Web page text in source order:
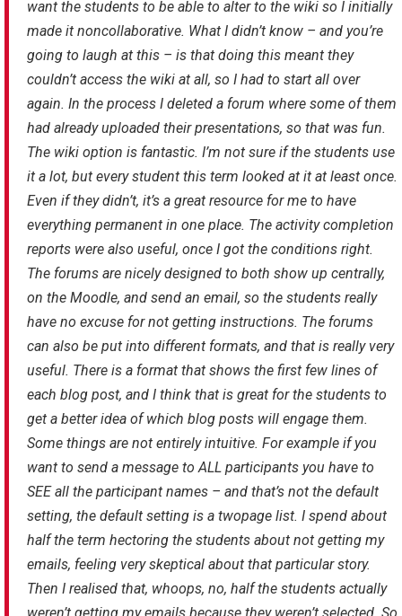
want the students to be able to alter to the wiki so I initially
made it non­collaborative. What I didn’t know – and you’re
going to laugh at this – is that doing this meant they
couldn’t access the wiki at all, so I had to start all over
again. In the process I deleted a forum where some of them
had already uploaded their presentations, so that was fun.
The wiki option is fantastic. I’m not sure if the students use
it a lot, but every student this term looked at it at least once.
Even if they didn’t, it’s a great resource for me to have
everything permanent in one place. The activity completion
reports were also useful, once I got the conditions right.
The forums are nicely designed to both show up centrally,
on the Moodle, and send an email, so the students really
have no excuse for not getting instructions. The forums
can also be put into different formats, and that is really very
useful. There is a format that shows the first few lines of
each blog post, and I think that is great for the students to
get a better idea of which blog posts will engage them.
Some things are not entirely intuitive. For example if you
want to send a message to ALL participants you have to
SEE all the participant names – and that’s not the default
setting, the default setting is a two­page list. I spend about
half the term hectoring the students about not getting my
emails, feeling very skeptical about that particular story.
Then I realised that, whoops, no, half the students actually